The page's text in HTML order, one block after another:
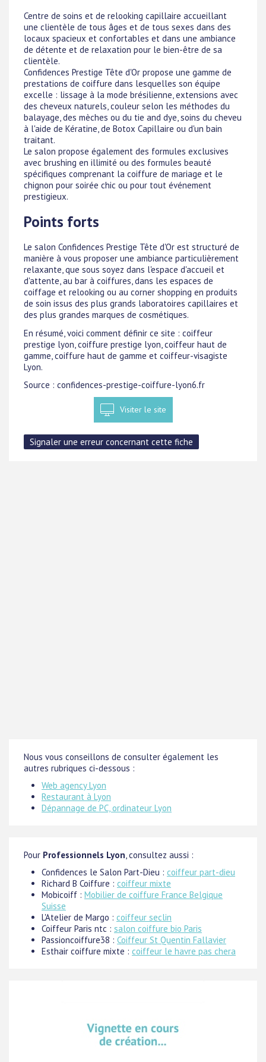
Centre de soins et de relooking capillaire accueillant
une clientèle de tous âges et de tous sexes dans des
locaux spacieux et confortables et dans une ambiance
de détente et de relaxation pour le bien-être de sa
clientèle.
Confidences Prestige Tête d'Or propose une gamme de
prestations de coiffure dans lesquelles son équipe
excelle : lissage à la mode brésilienne, extensions avec
des cheveux naturels, couleur selon les méthodes du
balayage, des mèches ou du tie and dye, soins du cheveu
à l'aide de Kératine, de Botox Capillaire ou d'un bain
traitant.
Le salon propose également des formules exclusives
avec brushing en illimité ou des formules beauté
spécifiques comprenant la coiffure de mariage et le
chignon pour soirée chic ou pour tout événement
prestigieux.
Points forts
Le salon Confidences Prestige Tête d'Or est structuré de
manière à vous proposer une ambiance particulièrement
relaxante, que sous soyez dans l'espace d'accueil et
d'attente, au bar à coiffures, dans les espaces de
coiffage et relooking ou au corner shopping en produits
de soin issus des plus grands laboratoires capillaires et
des plus grandes marques de cosmétiques.
En résumé, voici comment définir ce site : coiffeur
prestige lyon, coiffure prestige lyon, coiffeur haut de
gamme, coiffure haut de gamme et coiffeur-visagiste
Lyon.
Source : confidences-prestige-coiffure-lyon6.fr
Visiter le site
Nous vous conseillons de consulter également les
autres rubriques ci-dessous :
Web agency Lyon
Restaurant à Lyon
Dépannage de PC, ordinateur Lyon
Pour Professionnels Lyon, consultez aussi :
Confidences le Salon Part-Dieu : coiffeur part-dieu
Richard B Coiffure : coiffeur mixte
Mobicoiff : Mobilier de coiffure France Belgique
Suisse
L'Atelier de Margo : coiffeur seclin
Coiffeur Paris ntc : salon coiffure bio Paris
Passioncoiffure38 : Coiffeur St Quentin Fallavier
Esthair coiffure mixte : coiffeur le havre pas chera